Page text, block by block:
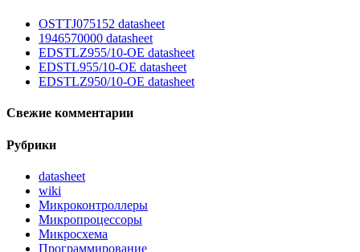
OSTTJ075152 datasheet
1946570000 datasheet
EDSTLZ955/10-OE datasheet
EDSTL955/10-OE datasheet
EDSTLZ950/10-OE datasheet
Свежие комментарии
Рубрики
datasheet
wiki
Микроконтроллеры
Микропроцессоры
Микросхема
Программирование